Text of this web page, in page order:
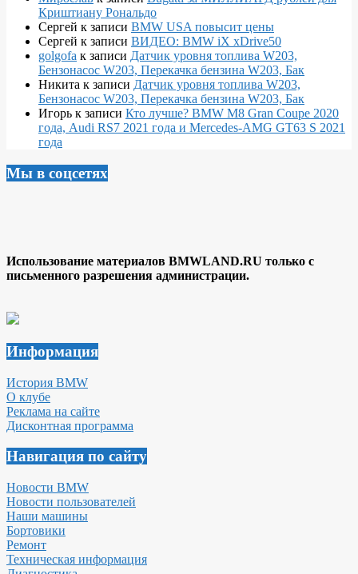
Криштиану Рональдо
Сергей к записи BMW USA повысит цены
Сергей к записи ВИДЕО: BMW iX xDrive50
golgofa к записи Датчик уровня топлива W203,
Бензонасос W203, Перекачка бензина W203, Бак
Никита к записи Датчик уровня топлива W203,
Бензонасос W203, Перекачка бензина W203, Бак
Игорь к записи Кто лучше? BMW M8 Gran Coupe 2020
года, Audi RS7 2021 года и Mercedes-AMG GT63 S 2021
года
Мы в соцсетях
Использование материалов BMWLAND.RU только с
письменного разрешения администрации.
Информация
История BMW
О клубе
Реклама на сайте
Дисконтная программа
Навигация по сайту
Новости BMW
Новости пользователей
Наши машины
Бортовики
Ремонт
Техническая информация